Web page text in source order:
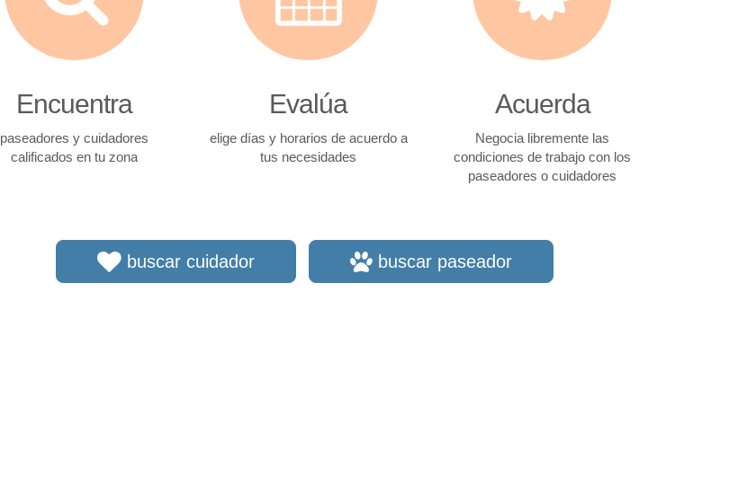
Encuentra
paseadores y cuidadores
calificados en tu zona
Evalúa
elige días y horarios de acuerdo a
tus necesidades
Acuerda
Negocia libremente las
condiciones de trabajo con los
paseadores o cuidadores
buscar cuidador buscar paseador